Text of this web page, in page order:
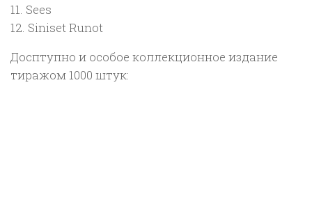
11. Sees
12. Siniset Runot
Досптупно и особое коллекционное издание
тиражом 1000 штук: